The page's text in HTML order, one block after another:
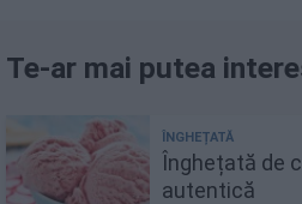
Te-ar mai putea
Înghețată de
autentică